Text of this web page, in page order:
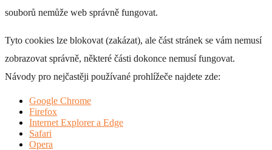
souborů nemůže web správně fungovat.
Tyto cookies lze blokovat (zakázat), ale část stránek se vám nemusí
zobrazovat správně, některé části dokonce nemusí fungovat.
Návody pro nejčastěji používané prohlížeče najdete zde:
Google Chrome
Firefox
Internet Explorer a Edge
Safari
Opera